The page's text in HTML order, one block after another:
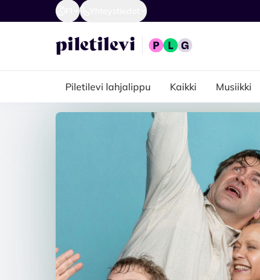
Piletilevi lahjalippu Kaikki Musiikki